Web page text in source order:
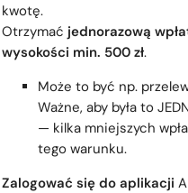
kwotę.
Otrzymać jednorazową
wysokości min. 500 zł.
Może to być np.
Ważne, aby była to
— kilka mniejszych
tego warunku.
Zalogować się do aplikacji